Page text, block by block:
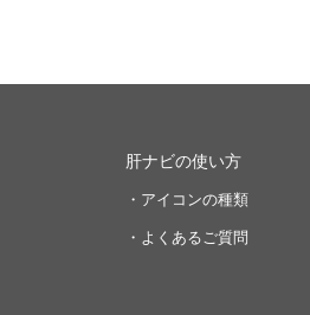
肝ナビの使い方
・アイコンの種類
・よくあるご質問